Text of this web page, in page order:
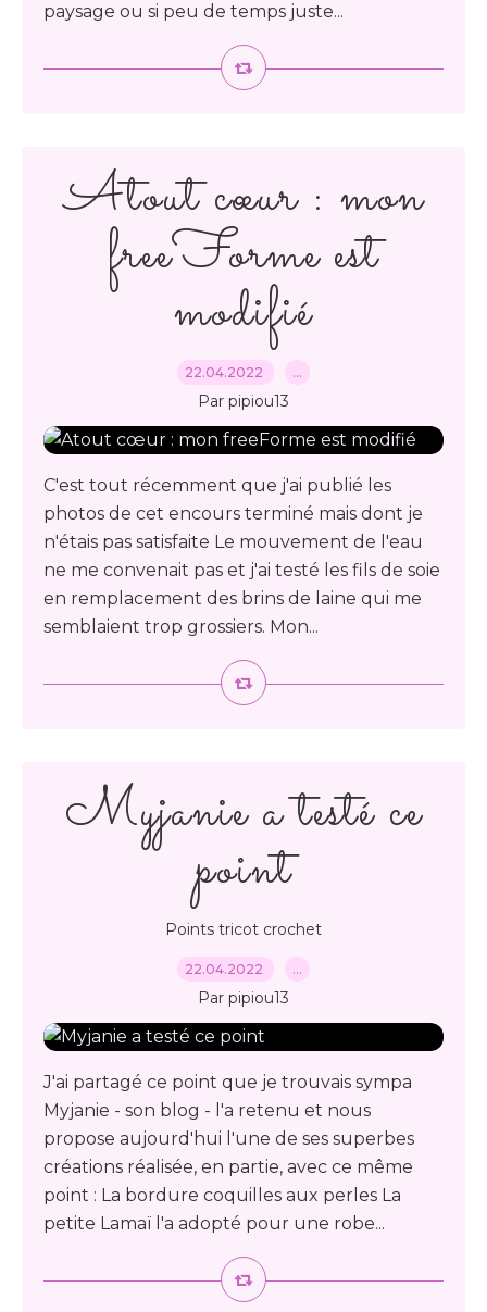
paysage ou si peu de temps juste...
Atout cœur : mon
freeForme est
modifié
22.04.2022 …
Par pipiou13
C'est tout récemment que j'ai publié les
photos de cet encours terminé mais dont je
n'étais pas satisfaite Le mouvement de l'eau
ne me convenait pas et j'ai testé les fils de soie
en remplacement des brins de laine qui me
semblaient trop grossiers. Mon...
Myjanie a testé ce
point
Points tricot crochet
22.04.2022 …
Par pipiou13
J'ai partagé ce point que je trouvais sympa
Myjanie - son blog - l'a retenu et nous
propose aujourd'hui l'une de ses superbes
créations réalisée, en partie, avec ce même
point : La bordure coquilles aux perles La
petite Lamaï l'a adopté pour une robe...